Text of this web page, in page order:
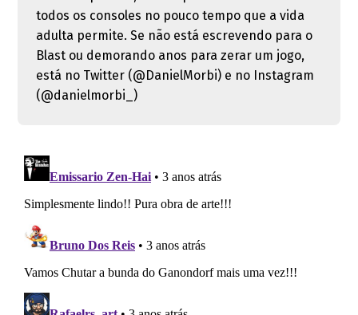
todos os consoles no pouco tempo que a vida
adulta permite. Se não está escrevendo para o
Blast ou demorando anos para zerar um jogo,
está no Twitter (@DanielMorbi) e no Instagram
(@danielmorbi_)